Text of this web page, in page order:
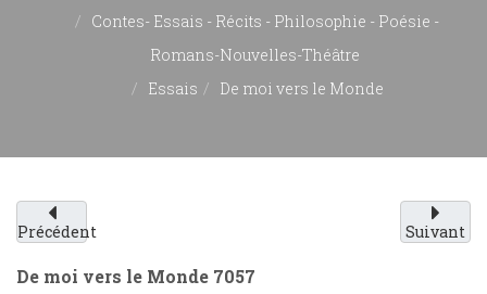
Contes- Essais - Récits - Philosophie - Poésie -
Romans-Nouvelles-Théâtre
Essais
De moi vers le Monde
Précédent Suivant
De moi vers le Monde 7057